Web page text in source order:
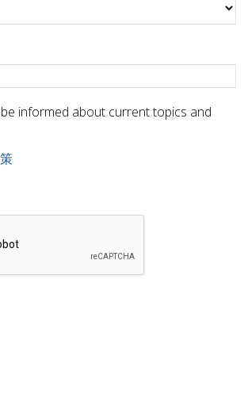
informed about current topics and